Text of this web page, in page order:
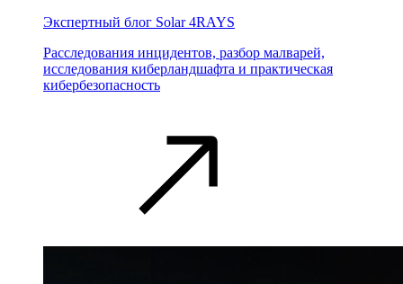
Экспертный блог Solar 4RAYS
Расследования инцидентов, разбор малварей,
исследования киберландшафта и практическая
кибербезопасность